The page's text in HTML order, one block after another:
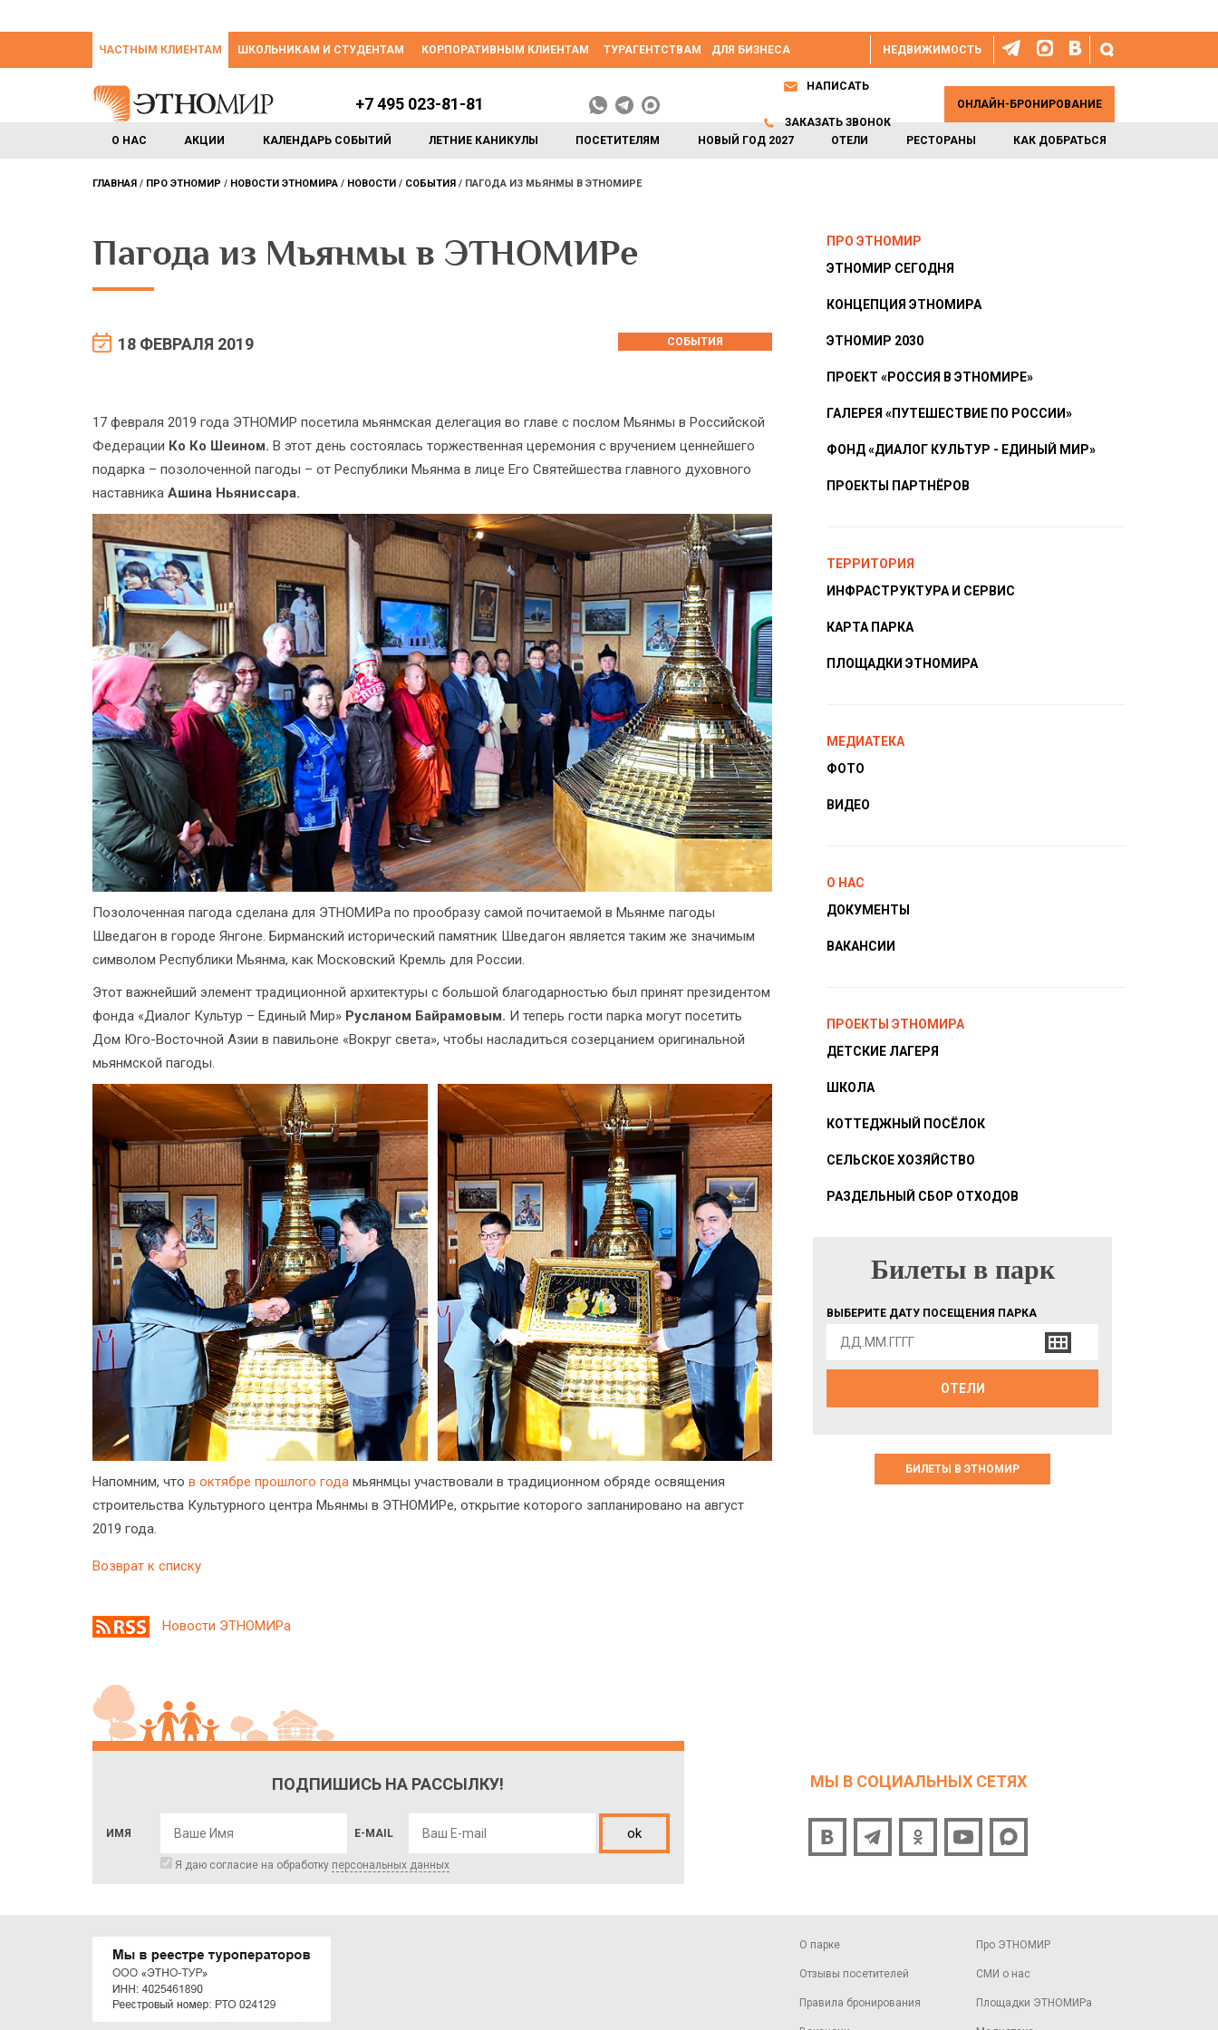
НЕДВИЖИМОСТЬ
ЧАСТНЫМ КЛИЕНТАМ ШКОЛЬНИКАМ И СТУДЕНТАМ КОРПОРАТИВНЫМ КЛИЕНТАМ ТУРАГЕНТСТВАМ ДЛЯ БИЗНЕСА
О НАС АКЦИИ КАЛЕНДАРЬ СОБЫТИЙ ЛЕТНИЕ КАНИКУЛЫ ПОСЕТИТЕЛЯМ НОВЫЙ ГОД 2027 ОТЕЛИ РЕСТОРАНЫ КАК ДОБРАТЬСЯ
+7 495 023-81-81
НАПИСАТЬ
ЗАКАЗАТЬ ЗВОНОК
ОНЛАЙН-БРОНИРОВАНИЕ
ГЛАВНАЯ ПРО ЭТНОМИР НОВОСТИ ЭТНОМИРА НОВОСТИ СОБЫТИЯ ПАГОДА ИЗ МЬЯНМЫ В ЭТНОМИРЕ
Пагода из Мьянмы в ЭТНОМИРе
18 ФЕВРАЛЯ 2019 СОБЫТИЯ
17 февраля 2019 года ЭТНОМИР посетила мьянмская делегация во главе с послом Мьянмы в Российской
Федерации Ко Ко Шеином. В этот день состоялась торжественная церемония с вручением ценнейшего
подарка – позолоченной пагоды – от Республики Мьянма в лице Его Святейшества главного духовного
наставника Ашина Ньяниссара.
Позолоченная пагода сделана для ЭТНОМИРа по прообразу самой почитаемой в Мьянме пагоды
Шведагон в городе Янгоне. Бирманский исторический памятник Шведагон является таким же значимым
символом Республики Мьянма, как Московский Кремль для России.
Этот важнейший элемент традиционной архитектуры с большой благодарностью был принят президентом
фонда «Диалог Культур – Единый Мир» Русланом Байрамовым. И теперь гости парка могут посетить
Дом Юго-Восточной Азии в павильоне «Вокруг света», чтобы насладиться созерцанием оригинальной
мьянмской пагоды.
Напомним, что в октябре прошлого года мьянмцы участвовали в традиционном обряде освящения
строительства Культурного центра Мьянмы в ЭТНОМИРе, открытие которого запланировано на август
2019 года.
Возврат к списку
ПРО ЭТНОМИР
ЭТНОМИР СЕГОДНЯ
КОНЦЕПЦИЯ ЭТНОМИРА
ЭТНОМИР 2030
ПРОЕКТ «РОССИЯ В ЭТНОМИРЕ»
ГАЛЕРЕЯ «ПУТЕШЕСТВИЕ ПО РОССИИ»
ФОНД «ДИАЛОГ КУЛЬТУР - ЕДИНЫЙ МИР»
ПРОЕКТЫ ПАРТНЁРОВ
ТЕРРИТОРИЯ
ИНФРАСТРУКТУРА И СЕРВИС
КАРТА ПАРКА
ПЛОЩАДКИ ЭТНОМИРА
МЕДИАТЕКА
ФОТО
ВИДЕО
О НАС
ДОКУМЕНТЫ
ВАКАНСИИ
ПРОЕКТЫ ЭТНОМИРА
ДЕТСКИЕ ЛАГЕРЯ
ШКОЛА
КОТТЕДЖНЫЙ ПОСЁЛОК
СЕЛЬСКОЕ ХОЗЯЙСТВО
РАЗДЕЛЬНЫЙ СБОР ОТХОДОВ
БИЛЕТЫ В ПАРК
Билеты в парк
ВЫБЕРИТЕ ДАТУ ПОСЕЩЕНИЯ ПАРКА
ОТЕЛИ
БИЛЕТЫ В ЭТНОМИР
Новости ЭТНОМИРа
ПОДПИШИСЬ НА РАССЫЛКУ!
ИМЯ E-MAIL ok
Я даю согласие на обработку персональных данных
МЫ В СОЦИАЛЬНЫХ СЕТЯХ
О парке
Отзывы посетителей
Правила бронирования
Про ЭТНОМИР
СМИ о нас
Площадки ЭТНОМИРа